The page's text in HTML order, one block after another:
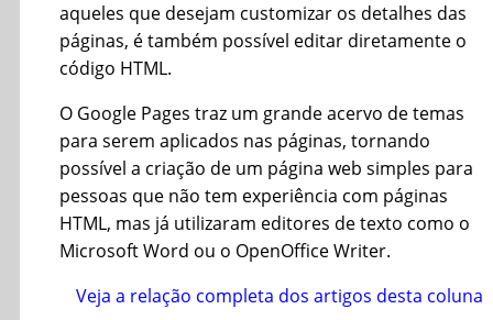
aqueles que desejam customizar os detalhes das
páginas, é também possível editar diretamente o
código HTML.
O Google Pages traz um grande acervo de temas
para serem aplicados nas páginas, tornando
possível a criação de um página web simples para
pessoas que não tem experiência com páginas
HTML, mas já utilizaram editores de texto como o
Microsoft Word ou o OpenOffice Writer.
Veja a relação completa dos artigos desta coluna